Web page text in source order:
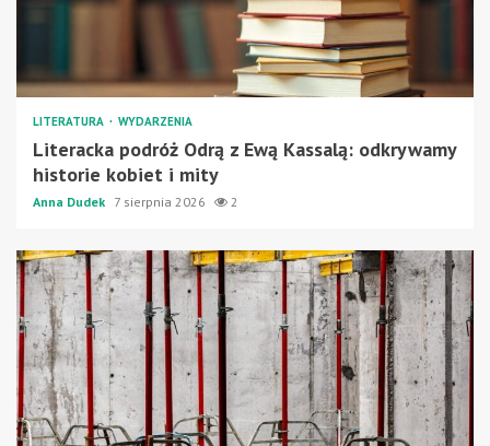
LITERATURA WYDARZENIA
Literacka podróż Odrą z Ewą Kassalą: odkrywamy
historie kobiet i mity
Anna Dudek 7 sierpnia 2026 2